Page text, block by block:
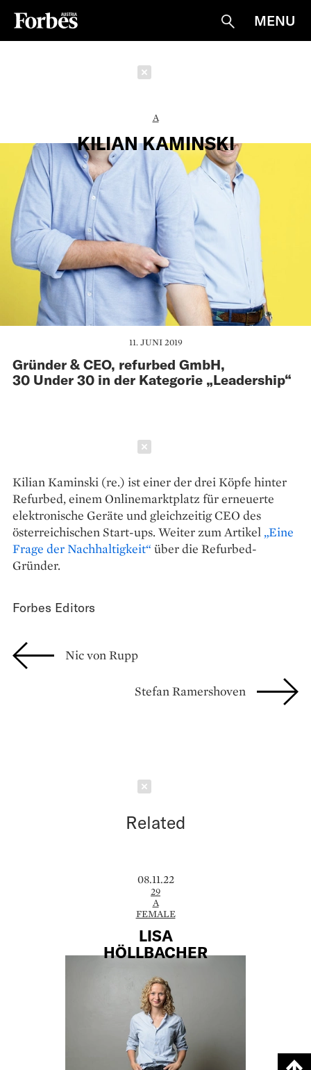
Suche
MENU
A
KILIAN KAMINSKI
11. JUNI 2019
Gründer & CEO, refurbed GmbH,
30 Under 30 in der Kategorie „Leadership“
Kilian Kaminski (re.) ist einer der drei Köpfe hinter
Refurbed, einem Onlinemarktplatz für erneuerte
elektronische Geräte und gleichzeitig CEO des
österreichischen Start-ups. Weiter zum Artikel „Eine
Frage der Nachhaltigkeit“ über die Refurbed-
Gründer.
Forbes Editors
Nic von Rupp
Stefan Ramershoven
Related
08.11.22
29
A
FEMALE
LISA
HÖLLBACHER